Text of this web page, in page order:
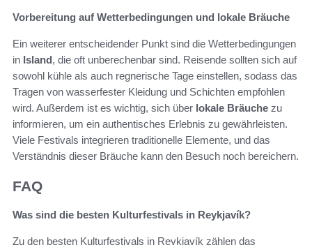
Vorbereitung auf Wetterbedingungen und lokale Bräuche
Ein weiterer entscheidender Punkt sind die Wetterbedingungen
in Island, die oft unberechenbar sind. Reisende sollten sich auf
sowohl kühle als auch regnerische Tage einstellen, sodass das
Tragen von wasserfester Kleidung und Schichten empfohlen
wird. Außerdem ist es wichtig, sich über lokale Bräuche zu
informieren, um ein authentisches Erlebnis zu gewährleisten.
Viele Festivals integrieren traditionelle Elemente, und das
Verständnis dieser Bräuche kann den Besuch noch bereichern.
FAQ
Was sind die besten Kulturfestivals in Reykjavík?
Zu den besten Kulturfestivals in Reykjavík zählen das